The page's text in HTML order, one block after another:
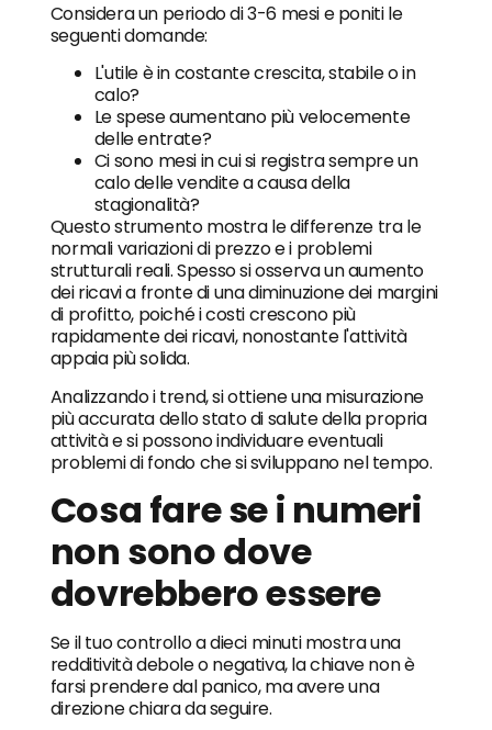
Considera un periodo di 3-6 mesi e poniti le
seguenti domande:
L'utile è in costante crescita, stabile o in
calo?
Le spese aumentano più velocemente
delle entrate?
Ci sono mesi in cui si registra sempre un
calo delle vendite a causa della
stagionalità?
Questo strumento mostra le differenze tra le
normali variazioni di prezzo e i problemi
strutturali reali. Spesso si osserva un aumento
dei ricavi a fronte di una diminuzione dei margini
di profitto, poiché i costi crescono più
rapidamente dei ricavi, nonostante l'attività
appaia più solida.
Analizzando i trend, si ottiene una misurazione
più accurata dello stato di salute della propria
attività e si possono individuare eventuali
problemi di fondo che si sviluppano nel tempo.
Cosa fare se i numeri
non sono dove
dovrebbero essere
Se il tuo controllo a dieci minuti mostra una
redditività debole o negativa, la chiave non è
farsi prendere dal panico, ma avere una
direzione chiara da seguire.